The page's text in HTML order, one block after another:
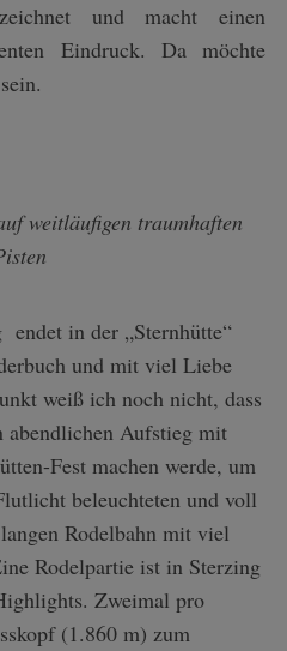
und macht einen
Eindruck. Da möchte
weitläufigen traumhaften
in der „Sternhütte“
und mit viel Liebe
weiß ich noch nicht, dass
abendlichen Aufstieg mit
Fest machen werde, um
beleuchteten und voll
Rodelbahn mit viel
Rodelpartie ist in Sterzing
Zweimal pro
(1.860 m) zum